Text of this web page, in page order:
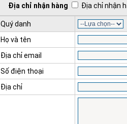
Địa chỉ nhận hàng Địa chỉ nhận
Quý danh
Họ và tên
Địa chỉ email
Số điện thoại
Địa chỉ